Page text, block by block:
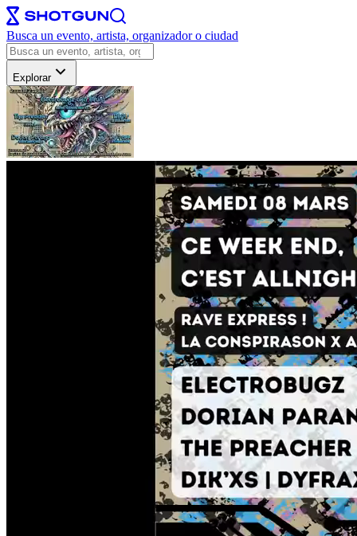
Busca un evento, artista, organizador o ciudad
Explorar